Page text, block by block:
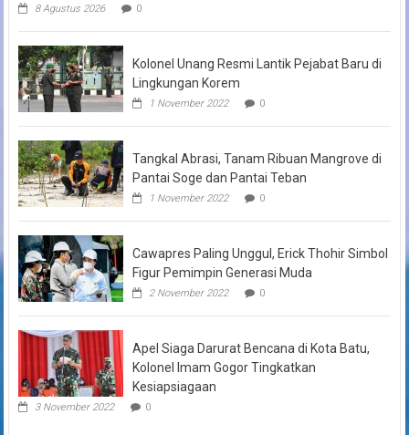
8 Agustus 2026 0
Kolonel Unang Resmi Lantik Pejabat Baru di
Lingkungan Korem
1 November 2022 0
Tangkal Abrasi, Tanam Ribuan Mangrove di
Pantai Soge dan Pantai Teban
1 November 2022 0
Cawapres Paling Unggul, Erick Thohir Simbol
Figur Pemimpin Generasi Muda
2 November 2022 0
Apel Siaga Darurat Bencana di Kota Batu,
Kolonel Imam Gogor Tingkatkan
Kesiapsiagaan
3 November 2022 0